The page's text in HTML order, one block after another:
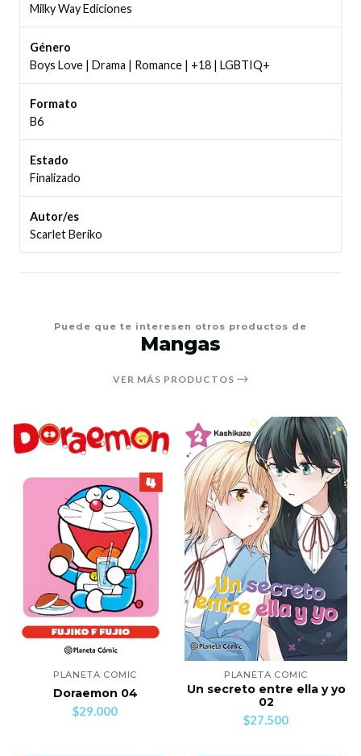
Milky Way Ediciones
Género
Boys Love | Drama | Romance | +18 | LGBTIQ+
Formato
B6
Estado
Finalizado
Autor/es
Scarlet Beriko
Puede que te interesen otros productos de
Mangas
VER MÁS PRODUCTOS
PLANETA COMIC
Doraemon 04
$29.000
PLANETA COMIC
Un secreto entre ella y yo
02
$27.500